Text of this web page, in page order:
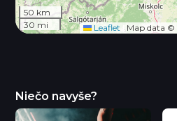
50 km
30 mi
Leaflet Map data ©
Niečo navyše?